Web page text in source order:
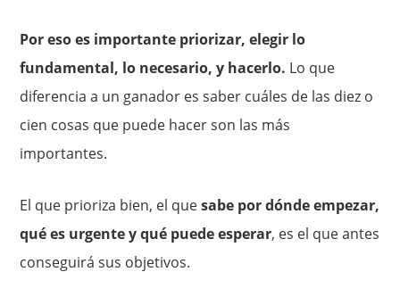
Por eso es importante priorizar, elegir lo
fundamental, lo necesario, y hacerlo. Lo que
diferencia a un ganador es saber cuáles de las diez o
cien cosas que puede hacer son las más
importantes.
El que prioriza bien, el quesabe por dónde empezar,
qué es urgente y qué puede esperar, es el que antes
conseguirá sus objetivos.